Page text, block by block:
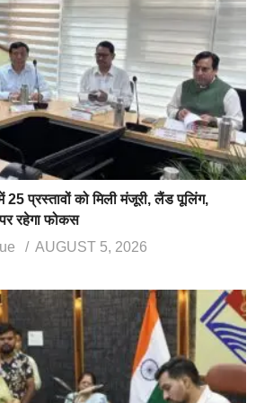
25 प्रस्तावों को मिली मंजूरी, लैंड पूलिंग,
रहेगा फोकस
AUGUST 5, 2026